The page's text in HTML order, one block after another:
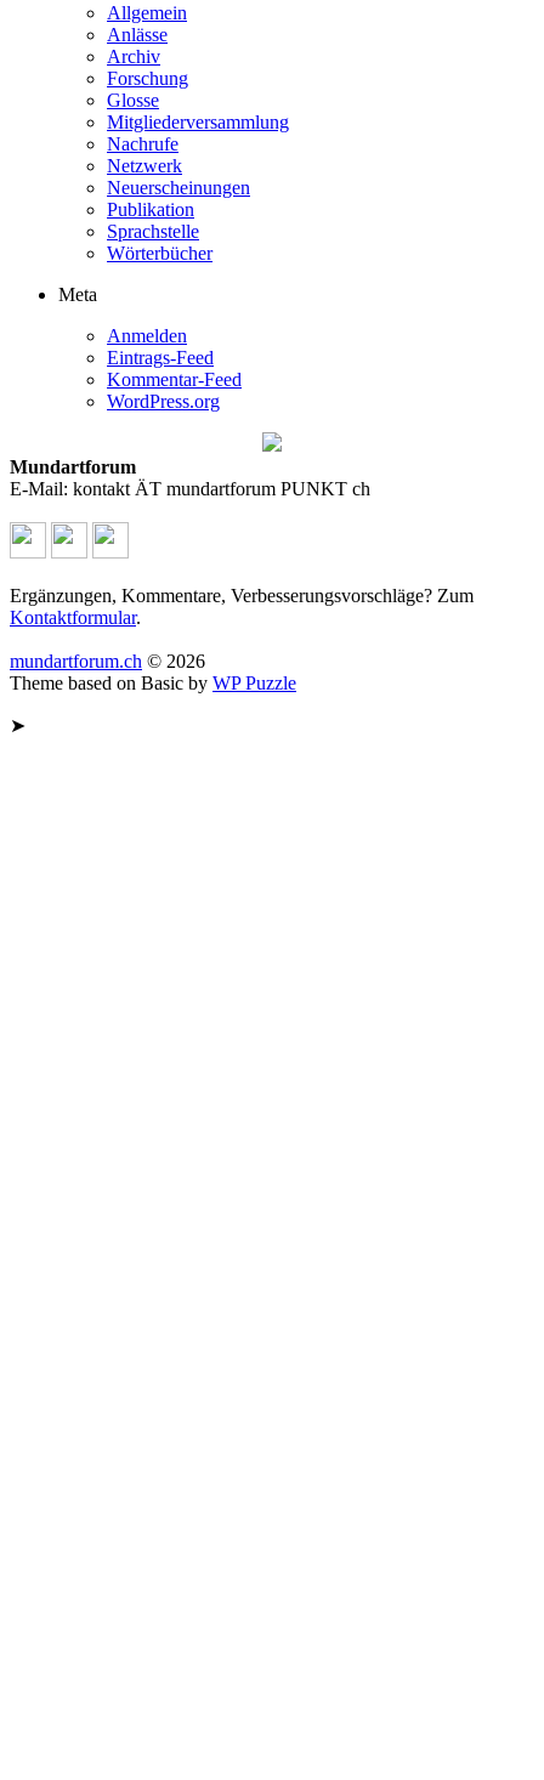
Allgemein
Anlässe
Archiv
Forschung
Glosse
Mitgliederversammlung
Nachrufe
Netzwerk
Neuerscheinungen
Publikation
Sprachstelle
Wörterbücher
Meta
Anmelden
Eintrags-Feed
Kommentar-Feed
WordPress.org
Mundartforum
E-Mail: kontakt ÄT mundartforum PUNKT ch
Ergänzungen, Kommentare, Verbesserungsvorschläge? Zum
Kontaktformular.
mundartforum.ch © 2026
Theme based on Basic by WP Puzzle
➤